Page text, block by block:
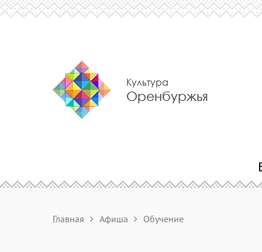
Культура
Оренбуржья
Главная Афиша Обучение